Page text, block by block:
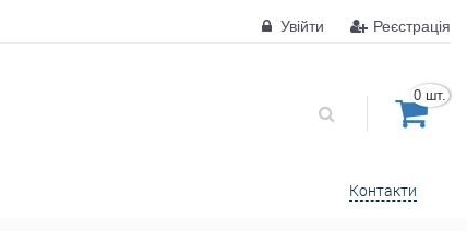
Увійти Реєстрація
0 шт.
Контакти